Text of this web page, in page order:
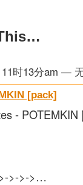
时13分am —
[pack]
- POTEMKIN
>->->…